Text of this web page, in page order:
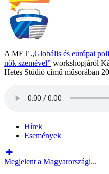
A MET „Globális és európai
nők szemével” workshopjáról
Hetes Stúdió című műsorában
Hírek
Események
Megjelent a Magyarországi...